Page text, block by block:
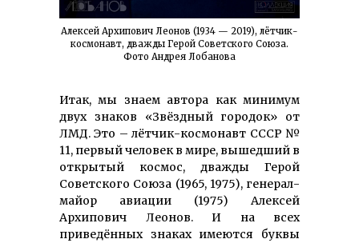
Алексей Архипович Леонов (1934 — 2019), лётчик-
космонавт, дважды Герой Советского Союза.
Фото Андрея Лобанова
Итак, мы знаем автора как минимум
двух знаков «Звёздный городок» от
ЛМД. Это – лётчик-космонавт СССР №
11, первый человек в мире, вышедший в
открытый космос, дважды Герой
Советского Союза (1965, 1975), генерал-
майор авиации (1975) Алексей
Архипович Леонов. И на всех
приведённых знаках имеются буквы